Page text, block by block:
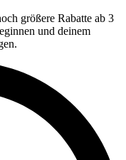
größere Rabatte ab 3
und deinem